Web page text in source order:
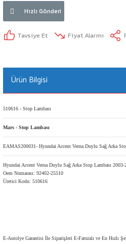
Hızlı Gönderi
Tavsiye Et Fiyat Alarmı
Ürün Bilgisi
510616 - Stop Lambası
Mars - Stop Lambası
EAMAS200031- Hyundai Accent Verna Duylu Sağ Arka
Hyundai Accent Verna Duylu Sağ Arka Stop Lambası 2003-
Oem Numarası: 92402-25510
Üretici Kodu: 510616
E-Autolye Garantisi İle Siparişleri E-Faturalı ve En Hızlı